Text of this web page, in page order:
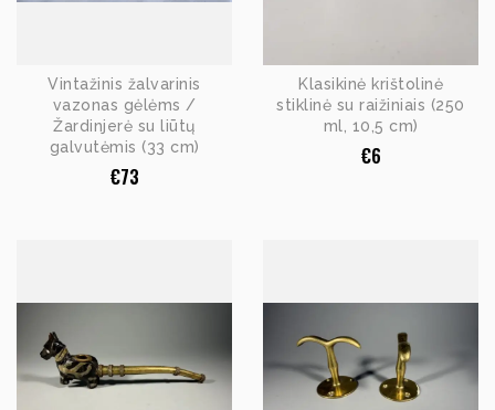
Vintažinis žalvarinis
vazonas gėlėms /
Žardinjerė su liūtų
galvutėmis (33 cm)
€73
Klasikinė krištolinė
stiklinė su raižiniais (250
ml, 10,5 cm)
€6